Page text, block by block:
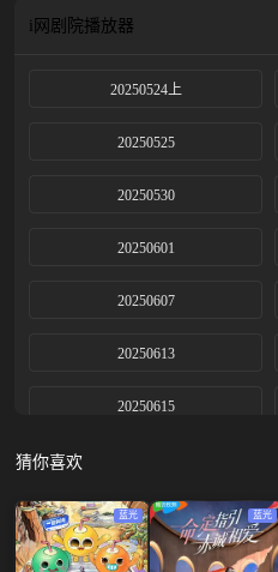
i网剧院播放器
20250524上
20250525
20250530
20250601
20250607
20250613
20250615
20250629
20250706
猜你喜欢
蓝光 蓝光